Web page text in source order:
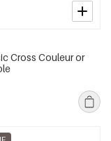
Cross Couleur or